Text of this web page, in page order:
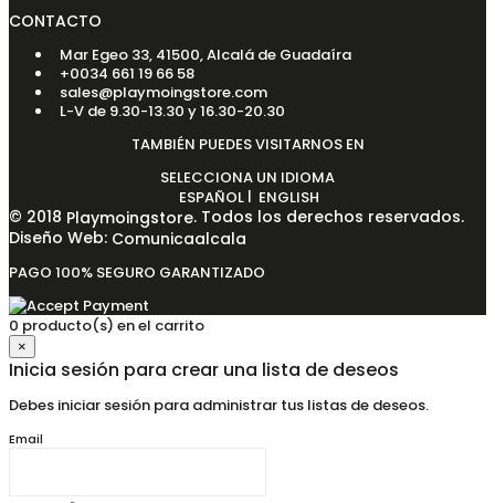
CONTACTO
Mar Egeo 33, 41500, Alcalá de Guadaíra
+0034 661 19 66 58
sales@playmoingstore.com
L-V de 9.30-13.30 y 16.30-20.30
TAMBIÉN PUEDES VISITARNOS EN
SELECCIONA UN IDIOMA
ESPAÑOL | ENGLISH
© 2018 Playmoingstore. Todos los derechos reservados.
Diseño Web: Comunicaalcala
PAGO 100% SEGURO GARANTIZADO
0 producto(s) en el carrito
×
Inicia sesión para crear una lista de deseos
Debes iniciar sesión para administrar tus listas de deseos.
Email